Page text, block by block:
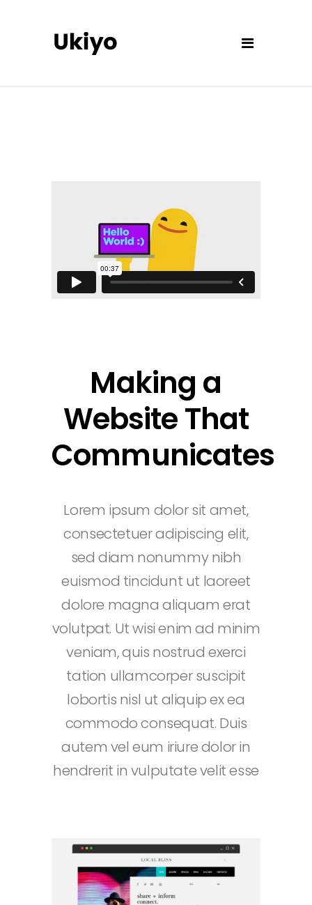
Making a
Website That
Communicates
Lorem ipsum dolor sit amet,
consectetuer adipiscing elit,
sed diam nonummy nibh
euismod tincidunt ut laoreet
dolore magna aliquam erat
volutpat. Ut wisi enim ad minim
veniam, quis nostrud exerci
tation ullamcorper suscipit
lobortis nisl ut aliquip ex ea
commodo consequat. Duis
autem vel eum iriure dolor in
hendrerit in vulputate velit esse